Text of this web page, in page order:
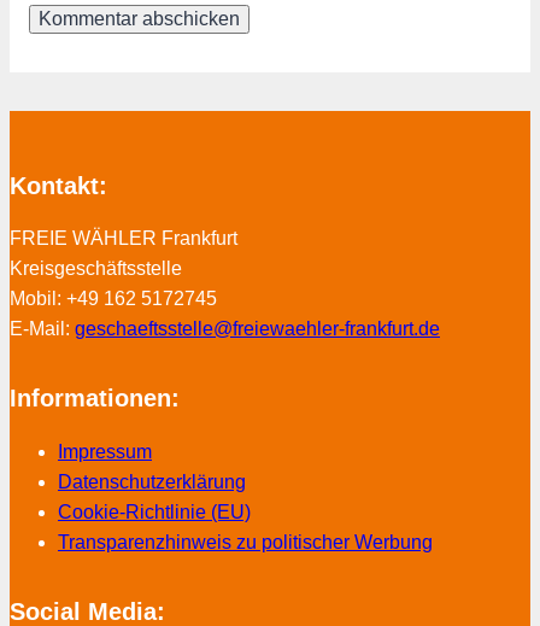
Kontakt:
FREIE WÄHLER Frankfurt
Kreisgeschäftsstelle
Mobil: +49 162 5172745
E-Mail: geschaeftsstelle@freiewaehler-frankfurt.de
Informationen:
Impressum
Datenschutzerklärung
Cookie-Richtlinie (EU)
Transparenzhinweis zu politischer Werbung
Social Media: